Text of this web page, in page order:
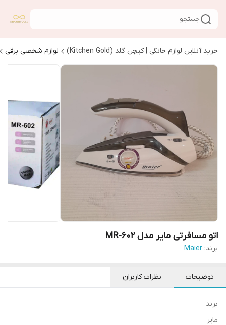
جستجو
خرید آنلاین لوازم خانگی | کیچن گلد (Kitchen Gold) لوازم شخصی برقی
اتو مسافرتی مایر مدل MR-602
برند: Maier
توضیحات نظرات کاربران
برند
مایر